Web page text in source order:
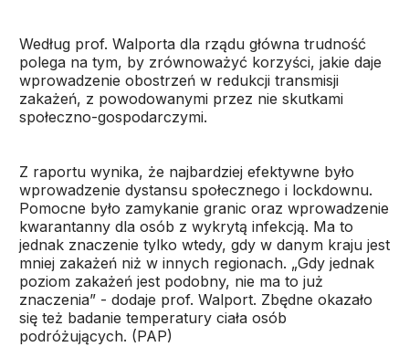
Według prof. Walporta dla rządu główna trudność
polega na tym, by zrównoważyć korzyści, jakie daje
wprowadzenie obostrzeń w redukcji transmisji
zakażeń, z powodowanymi przez nie skutkami
społeczno-gospodarczymi.
Z raportu wynika, że najbardziej efektywne było
wprowadzenie dystansu społecznego i lockdownu.
Pomocne było zamykanie granic oraz wprowadzenie
kwarantanny dla osób z wykrytą infekcją. Ma to
jednak znaczenie tylko wtedy, gdy w danym kraju jest
mniej zakażeń niż w innych regionach. „Gdy jednak
poziom zakażeń jest podobny, nie ma to już
znaczenia” - dodaje prof. Walport. Zbędne okazało
się też badanie temperatury ciała osób
podróżujących. (PAP)